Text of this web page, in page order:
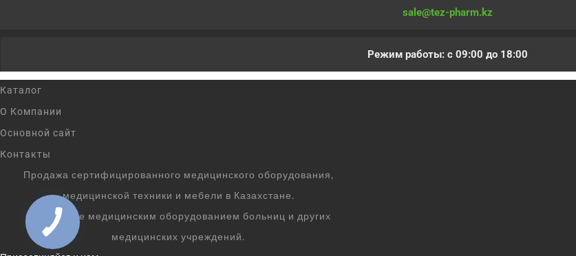
sale@tez-pharm.kz
Режим работы: с 09:00 до 18:00
Каталог
О Компании
Основной сайт
Контакты
Продажа сертифицированного медицинского оборудования,
медицинской техники и мебели в Казахстане.
Оснащение медицинским оборудованием больниц и других
медицинских учреждений.